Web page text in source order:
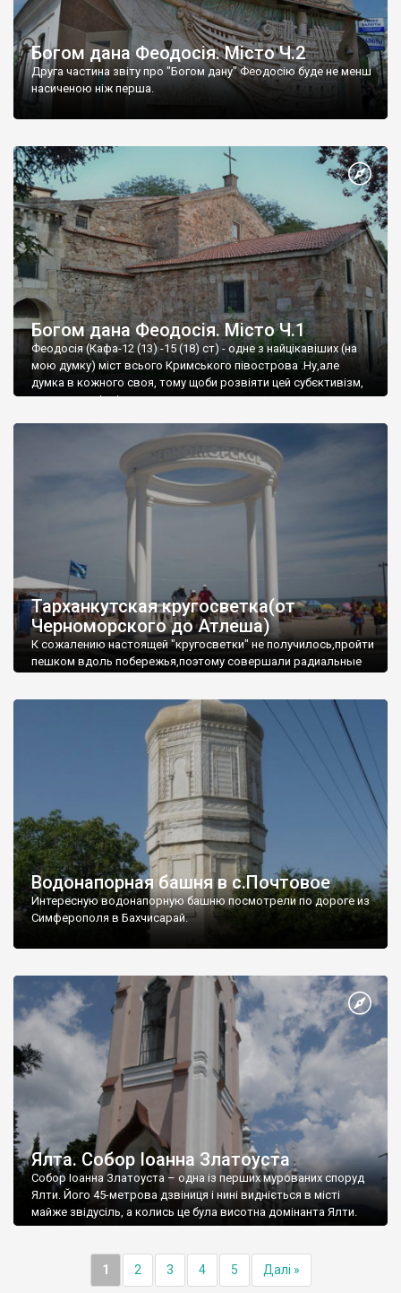
Богом дана Феодосія. Місто Ч.2
Друга частина звіту про "Богом дану" Феодосію буде не менш
насиченою ніж перша.
Богом дана Феодосія. Місто Ч.1
Феодосія (Кафа-12 (13) -15 (18) ст) - одне з найцікавіших (на
мою думку) міст всього Кримського півострова .Ну,але
думка в кожного своя, тому щоби розвіяти цей субєктивізм,
запрошую відвідати це
Тарханкутская кругосветка(от
Черноморского до Атлеша)
К сожалению настоящей "кругосветки" не получилось,пройти
пешком вдоль побережья,поэтому совершали радиальные
Водонапорная башня в с.Почтовое
Интересную водонапорную башню посмотрели по дороге из
Симферополя в Бахчисарай.
Ялта. Собор Іоанна Златоуста
Собор Іоанна Златоуста – одна із перших мурованих споруд
Ялти. Його 45-метрова дзвіниця і нині видніється в місті
майже звідусіль, а колись це була висотна домінанта Ялти.
1 2 3 4 5 Далі »